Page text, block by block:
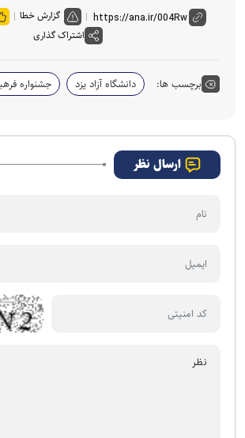
گزارش خطا
اشتراک گذاری
برچسب ها: دانشگاه آزاد یزد جشنواره
ارسال نظر